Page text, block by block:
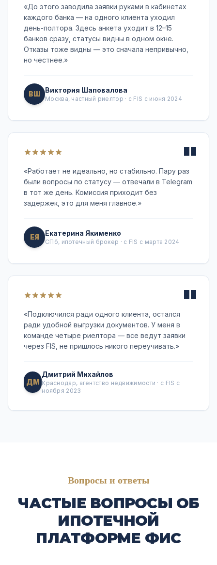
«До этого заводила заявки руками в кабинетах
каждого банка — на одного клиента уходил
день-полтора. Здесь анкета уходит в 12–15
банков сразу, статусы видны в одном окне.
Отказы тоже видны — это сначала непривычно,
но честнее.»
ВШ Виктория Шаповалова
Москва, частный риелтор · с FIS с июня 2024
"
«Работает не идеально, но стабильно. Пару раз
были вопросы по статусу — отвечали в Telegram
в тот же день. Комиссия приходит без
задержек, это для меня главное.»
ЕЯ Екатерина Якименко
СПб, ипотечный брокер · с FIS с марта 2024
"
«Подключился ради одного клиента, остался
ради удобной выгрузки документов. У меня в
команде четыре риелтора — все ведут заявки
через FIS, не пришлось никого переучивать.»
ДМ
Дмитрий Михайлов
Краснодар, агентство недвижимости · с FIS с
ноября 2023
Вопросы и ответы
ЧАСТЫЕ ВОПРОСЫ ОБ
ИПОТЕЧНОЙ
ПЛАТФОРМЕ ФИС